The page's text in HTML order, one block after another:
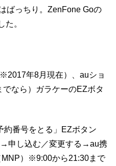
ばっちり。ZenFone Goの
た。
年8月現在）、auショ
なら）ガラケーのEZボタ
約番号をとる」EZボタン
申し込む／変更する→au携
）※9:00から21:30まで